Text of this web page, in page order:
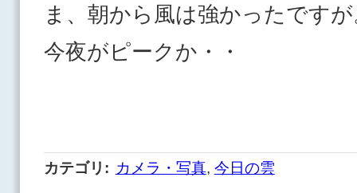
ま、朝から風は強かったです
今夜がピークか・・
カテゴリ : カメラ・写真, 今日の雲